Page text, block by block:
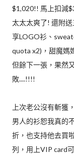
$1,020!! 馬上扣減
太太太爽了! 還附
享LOGO衫、
quota x2)，甜魔媽
但餘下一張，果然
敗....!!!!
上次老公沒有斬獲
男人的衫恕我真的
折，也支持他去買
列，用上VIP card